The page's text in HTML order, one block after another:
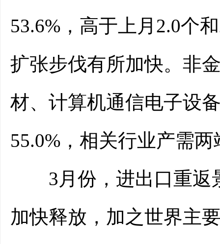
53.6%，高于上月2.0个
扩张步伐有所加快。非
材、计算机通信电子设
55.0%，相关行业产需
3月份，进出口重返
加快释放，加之世界主